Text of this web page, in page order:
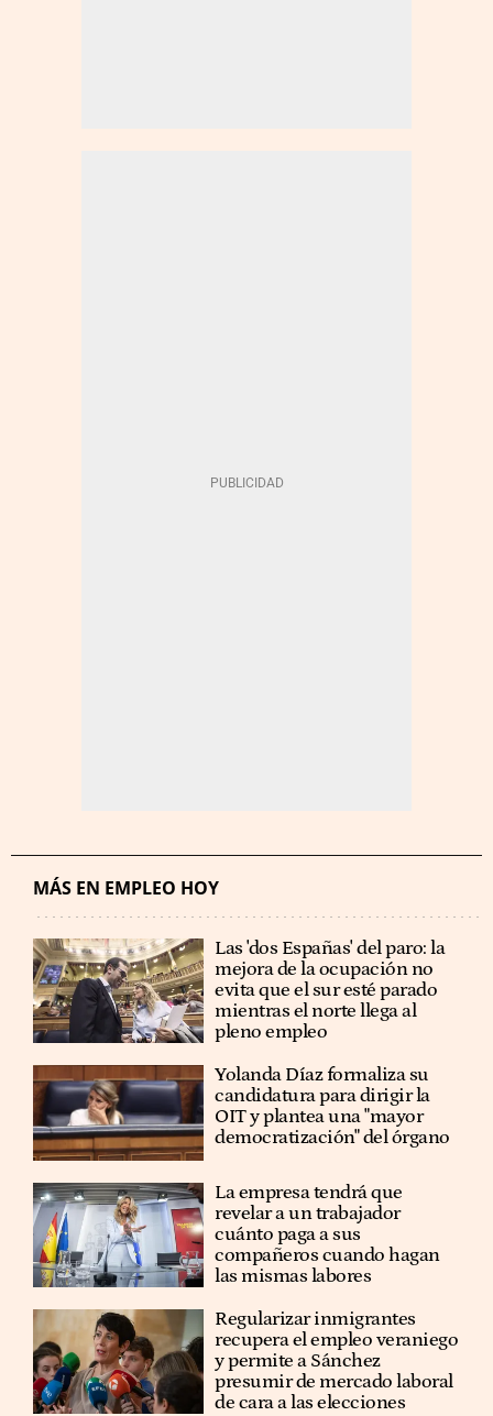
MÁS EN EMPLEO HOY
Las 'dos Españas' del paro: la
mejora de la ocupación no
evita que el sur esté parado
mientras el norte llega al
pleno empleo
Yolanda Díaz formaliza su
candidatura para dirigir la
OIT y plantea una "mayor
democratización" del órgano
La empresa tendrá que
revelar a un trabajador
cuánto paga a sus
compañeros cuando hagan
las mismas labores
Regularizar inmigrantes
recupera el empleo veraniego
y permite a Sánchez
presumir de mercado laboral
de cara a las elecciones